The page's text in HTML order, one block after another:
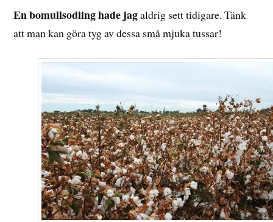
En bomullsodling hade jagaldrig sett tidigare. Tänk
att man kan göra tyg av dessa små mjuka tussar!